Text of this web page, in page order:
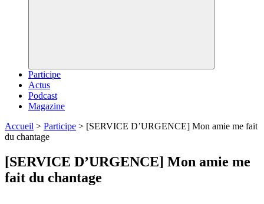
Participe
Actus
Podcast
Magazine
Accueil > Participe > [SERVICE D’URGENCE] Mon amie me fait
du chantage
[SERVICE D’URGENCE] Mon amie me
fait du chantage